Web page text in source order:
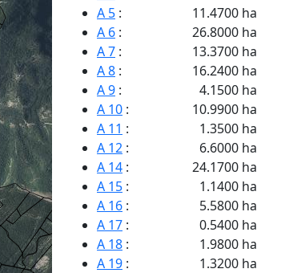
A 5 :
11.4700 ha
A 6 :
26.8000 ha
A 7 :
13.3700 ha
A 8 :
16.2400 ha
A 9 :
4.1500 ha
A 10 :
10.9900 ha
A 11 :
1.3500 ha
A 12 :
6.6000 ha
A 14 :
24.1700 ha
A 15 :
1.1400 ha
A 16 :
5.5800 ha
A 17 :
0.5400 ha
A 18 :
1.9800 ha
A 19 :
1.3200 ha